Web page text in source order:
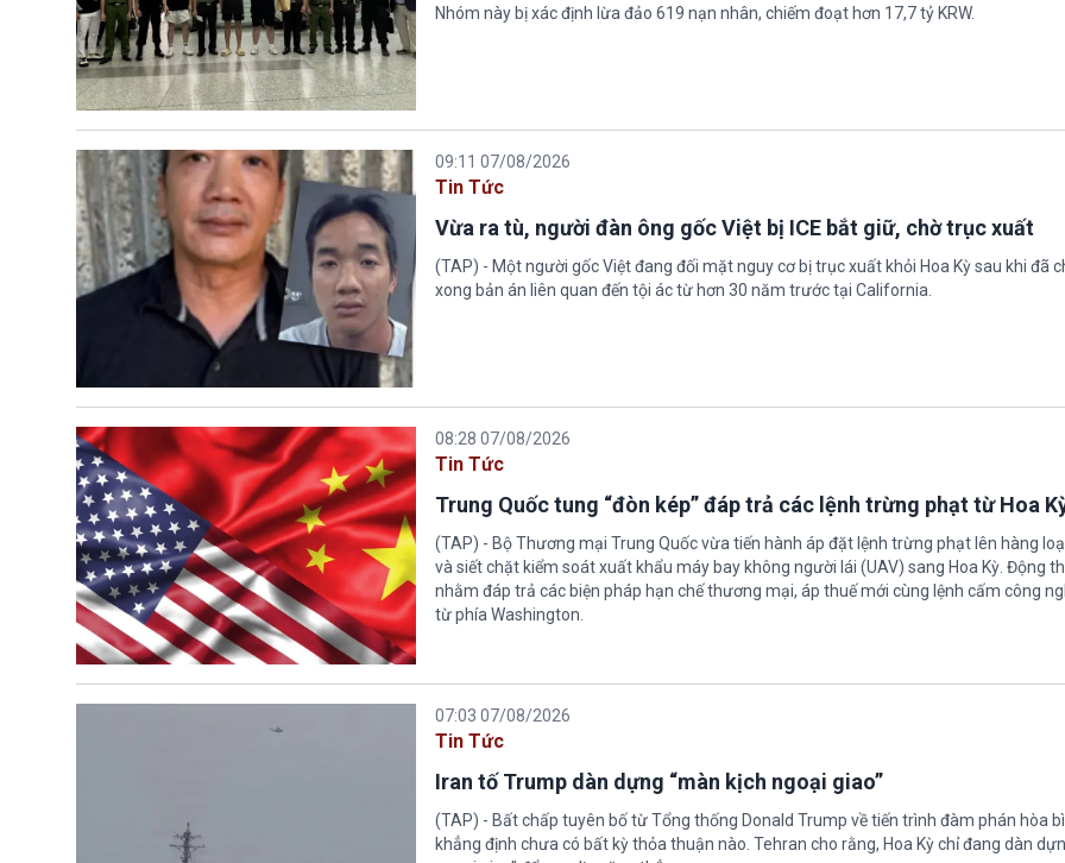
Nhóm này bị xác định lừa đảo 619 nạn nhân, chiếm đoạt hơn 17,7 tỷ KRW.
09:11 07/08/2026
Tin Tức
Vừa ra tù, người đàn ông gốc Việt bị ICE bắt giữ, chờ trục xuất
(TAP) - Một người gốc Việt đang đối mặt nguy cơ bị trục xuất khỏi Hoa Kỳ sau khi đã
xong bản án liên quan đến tội ác từ hơn 30 năm trước tại California.
08:28 07/08/2026
Tin Tức
Trung Quốc tung “đòn kép” đáp trả các lệnh trừng phạt từ Hoa
(TAP) - Bộ Thương mại Trung Quốc vừa tiến hành áp đặt lệnh trừng phạt lên hàng
và siết chặt kiểm soát xuất khẩu máy bay không người lái (UAV) sang Hoa Kỳ. Động
nhằm đáp trả các biện pháp hạn chế thương mại, áp thuế mới cùng lệnh cấm công
từ phía Washington.
07:03 07/08/2026
Tin Tức
Iran tố Trump dàn dựng “màn kịch ngoại giao”
(TAP) - Bất chấp tuyên bố từ Tổng thống Donald Trump về tiến trình đàm phán hòa
khẳng định chưa có bất kỳ thỏa thuận nào. Tehran cho rằng, Hoa Kỳ chỉ đang dàn